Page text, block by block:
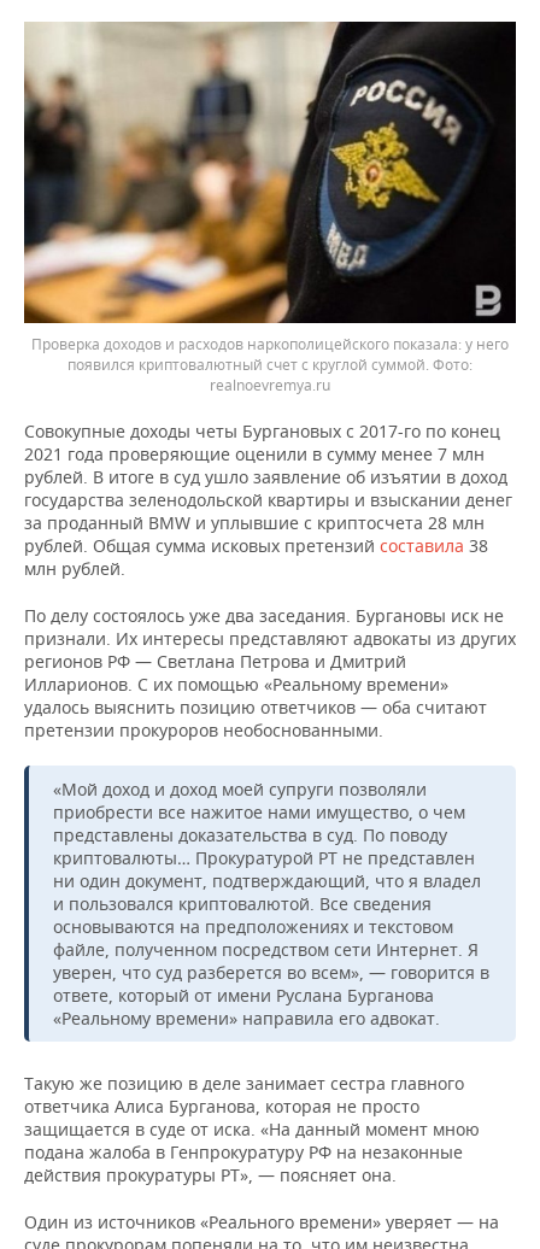
Проверка доходов и расходов наркополицейского показала: у него
появился криптовалютный счет с круглой суммой.
realnoevremya.ru
Совокупные доходы четы Бургановых с 2017-го по конец
2021 года проверяющие оценили в сумму менее 7 млн
рублей. В итоге в суд ушло заявление об изъятии в доход
государства зеленодольской квартиры и взыскании денег
за проданный BMW и уплывшие с криптосчета 28 млн
рублей. Общая сумма исковых претензий составила 38
млн рублей.
По делу состоялось уже два заседания. Бургановы иск не
признали. Их интересы представляют адвокаты из других
регионов РФ — Светлана Петрова и Дмитрий
Илларионов. С их помощью «Реальному времени»
удалось выяснить позицию ответчиков — оба считают
претензии прокуроров необоснованными.
«Мой доход и доход моей супруги позволяли
приобрести все нажитое нами имущество, о чем
представлены доказательства в суд. По поводу
криптовалюты… Прокуратурой РТ не представлен
ни один документ, подтверждающий, что я владел
и пользовался криптовалютой. Все сведения
основываются на предположениях и текстовом
файле, полученном посредством сети Интернет. Я
уверен, что суд разберется во всем», — говорится в
ответе, который от имени Руслана Бурганова
«Реальному времени» направила его адвокат.
Такую же позицию в деле занимает сестра главного
ответчика Алиса Бурганова, которая не просто
защищается в суде от иска. «На данный момент мною
подана жалоба в Генпрокуратуру РФ на незаконные
действия прокуратуры РТ», — поясняет она.
Один из источников «Реального времени» уверяет — на